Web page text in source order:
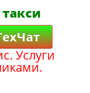
Услуги